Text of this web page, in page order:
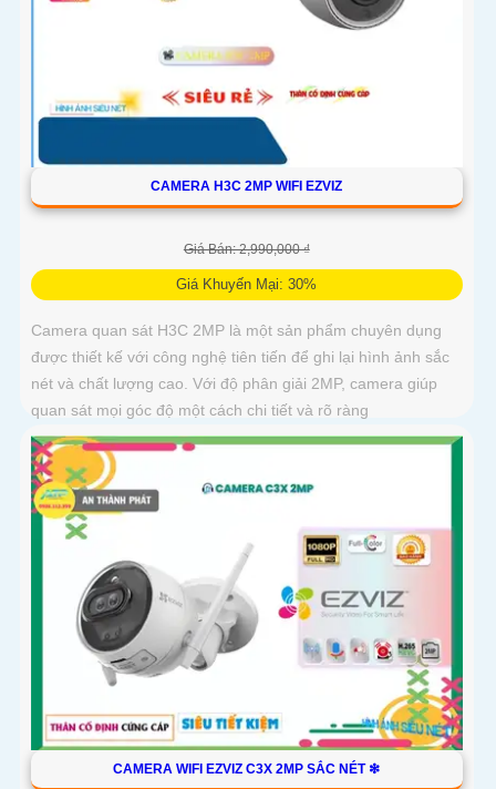
CAMERA H3C 2MP WIFI EZVIZ
Giá Bán: 2,990,000 ₫
Giá Khuyến Mại: 30%
Camera quan sát H3C 2MP là một sản phẩm chuyên dụng
được thiết kế với công nghệ tiên tiến để ghi lại hình ảnh sắc
nét và chất lượng cao. Với độ phân giải 2MP, camera giúp
quan sát mọi góc độ một cách chi tiết và rõ ràng
CAMERA WIFI EZVIZ C3X 2MP SẮC NÉT ❇